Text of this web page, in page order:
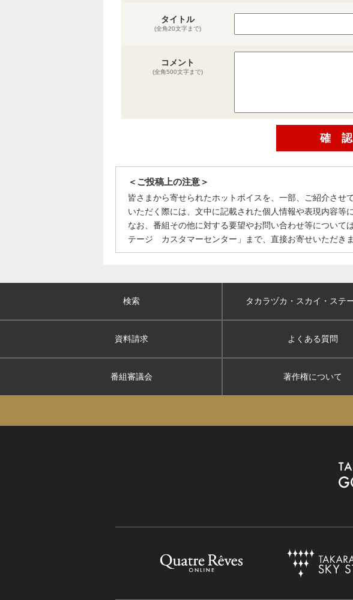
タイトル
(全角20文字まで)
コメント
(全角500文字まで)
＜ご投稿上の注意＞
皆さまから寄せられたホットボイスを、一部、ご紹介さ
いただく際には、文中に記載された個人情報や表現内容等
なお、番組その他に対する要望やお問い合わせ等につい
テージ カスタマーセンター」まで、直接お寄せいただき
検索 タカラヅカ・スカイ ・ステ
資料請求 よくある質問
番組審議会 著作権について